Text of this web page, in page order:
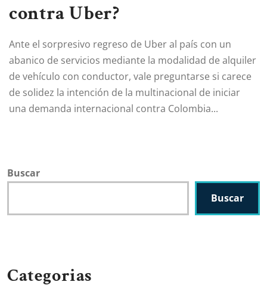
contra Uber?
Ante el sorpresivo regreso de Uber al país con un
abanico de servicios mediante la modalidad de alquiler
de vehículo con conductor, vale preguntarse si carece
de solidez la intención de la multinacional de iniciar
una demanda internacional contra Colombia...
Buscar
Buscar
Categorias